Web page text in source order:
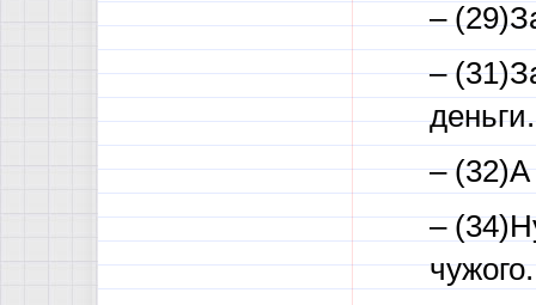
–
–
деньги.
– (32)А
–
чужого.